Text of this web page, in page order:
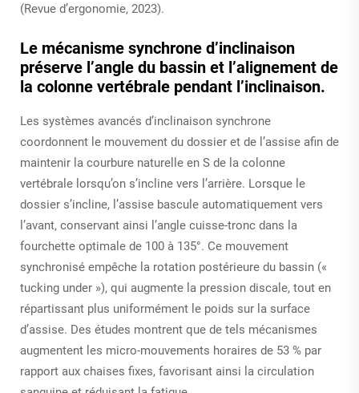
(Revue d’ergonomie, 2023).
Le mécanisme synchrone d’inclinaison
préserve l’angle du bassin et l’alignement de
la colonne vertébrale pendant l’inclinaison.
Les systèmes avancés d’inclinaison synchrone
coordonnent le mouvement du dossier et de l’assise afin de
maintenir la courbure naturelle en S de la colonne
vertébrale lorsqu’on s’incline vers l’arrière. Lorsque le
dossier s’incline, l’assise bascule automatiquement vers
l’avant, conservant ainsi l’angle cuisse-tronc dans la
fourchette optimale de 100 à 135°. Ce mouvement
synchronisé empêche la rotation postérieure du bassin («
tucking under »), qui augmente la pression discale, tout en
répartissant plus uniformément le poids sur la surface
d’assise. Des études montrent que de tels mécanismes
augmentent les micro-mouvements horaires de 53 % par
rapport aux chaises fixes, favorisant ainsi la circulation